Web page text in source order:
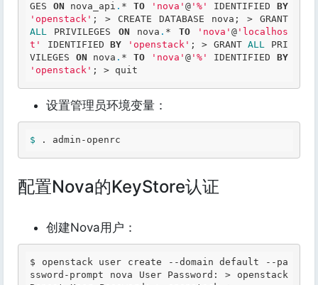
GES ON nova_api . * TO 'nova' @'%' IDENTIFIED BY
'openstack' ; > CREATE DATABASE nova; >
ALL PRIVILEGES ON nova . * TO 'nova'@ 'localhos
t'
IDENTIFIED BY 'openstack' ; > GRANT ALL PRI
VILEGES ON nova . * TO 'nova' @'%' IDENTIFIED BY
'openstack' ; > quit
设置管理员环境变量：
$ . admin-openrc
配置Nova的KeyStore认证
创建Nova用户：
$ openstack user create --domain default --pa
ssword-prompt nova User Password